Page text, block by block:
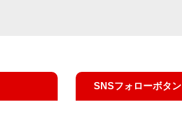
SNSフォローボタン